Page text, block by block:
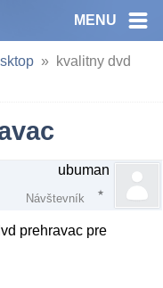
MENU
kvalitny dvd
ubuman
Návštevník
prehravac pre